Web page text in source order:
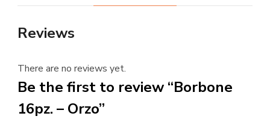
Reviews
There are no reviews yet.
Be the first to review “Borbone
16pz. – Orzo”